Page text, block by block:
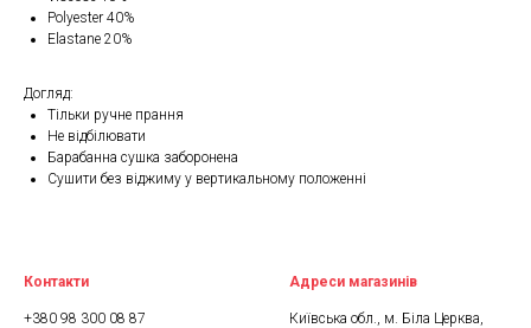
Polyester 40%
Elastane 20%
Догляд:
Тільки ручне прання
Не відбілювати
Барабанна сушка заборонена
Сушити без віджиму у вертикальному положенні
Контакти
+380 98 300 08 87
Адреси магазинів
Київська обл., м. Біла Церква,